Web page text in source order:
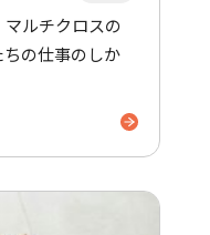
ルチクロスの
の仕事のしか